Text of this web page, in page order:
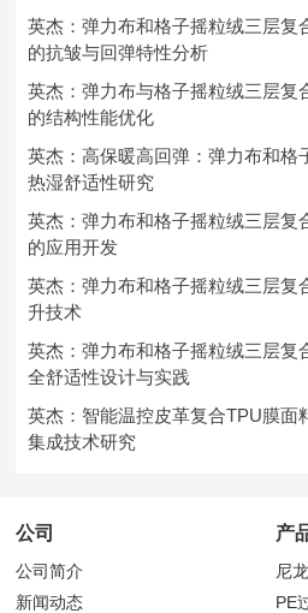
英杰：弹力布和格子摇粒绒三层复
的抗皱与回弹特性分析
英杰：弹力布与格子摇粒绒三层复
的结构性能优化
英杰：高保暖高回弹：弹力布和格
热湿舒适性研究
英杰：弹力布和格子摇粒绒三层复
的应用开发
英杰：弹力布和格子摇粒绒三层复
升技术
英杰：弹力布和格子摇粒绒三层复
全舒适性设计与实践
英杰：智能温控皮革复合TPU膜面
集成技术研究
公司
公司简介
新闻动态
产
尼
PE